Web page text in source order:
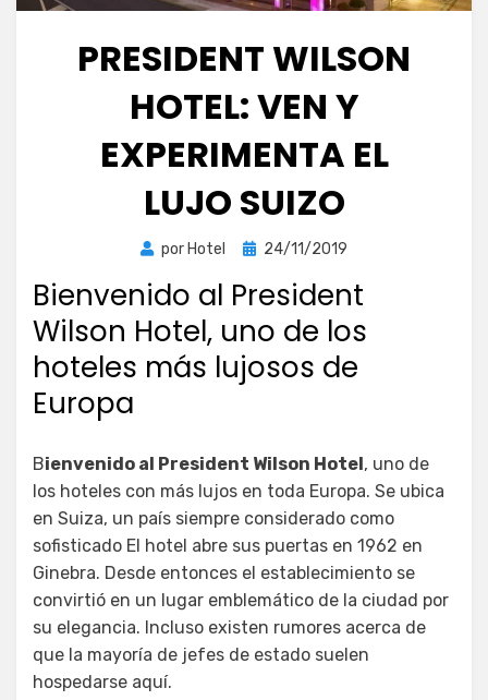
PRESIDENT WILSON
HOTEL: VEN Y
EXPERIMENTA EL
LUJO SUIZO
por Hotel
Publicada
24/11/2019
Bienvenido al President
Wilson Hotel, uno de los
hoteles más lujosos de
Europa
Bienvenido al President Wilson Hotel, uno de
los hoteles con más lujos en toda Europa. Se ubica
en Suiza, un país siempre considerado como
sofisticado El hotel abre sus puertas en 1962 en
Ginebra. Desde entonces el establecimiento se
convirtió en un lugar emblemático de la ciudad por
su elegancia. Incluso existen rumores acerca de
que la mayoría de jefes de estado suelen
hospedarse aquí.